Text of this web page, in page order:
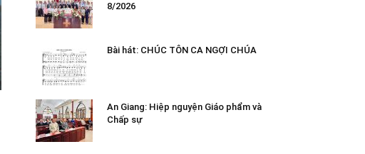
8/2026
Bài hát: CHÚC TÔN CA NGỢI CHÚA
An Giang: Hiệp nguyện Giáo phẩm và
Chấp sự